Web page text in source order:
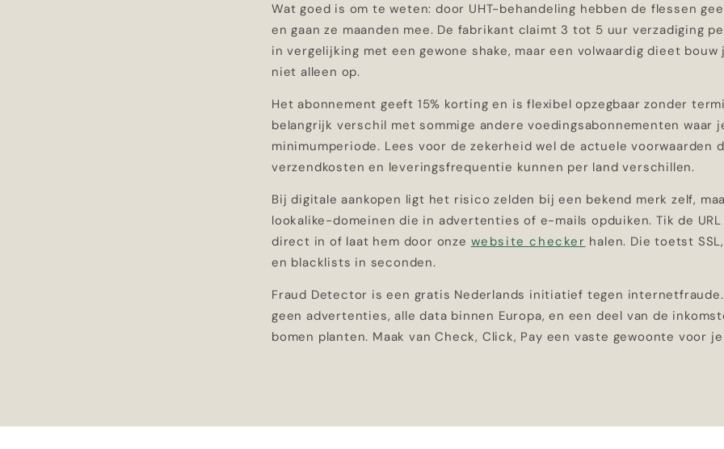
Wat goed is om te weten: door UHT-behandeling hebben de flessen
en gaan ze maanden mee. De fabrikant claimt 3 tot 5 uur verzadiging
in vergelijking met een gewone shake, maar een volwaardig dieet
niet alleen op.
Het abonnement geeft 15% korting en is flexibel opzegbaar zonder
belangrijk verschil met sommige andere voedingsabonnementen waar
minimumperiode. Lees voor de zekerheid wel de actuele voorwaarden
verzendkosten en leveringsfrequentie kunnen per land verschillen.
Bij digitale aankopen ligt het risico zelden bij een bekend merk zelf,
lookalike-domeinen die in advertenties of e-mails opduiken. Tik de
direct in of laat hem door onze website checker halen. Die toetst
en blacklists in seconden.
Fraud Detector is een gratis Nederlands initiatief tegen
geen advertenties, alle data binnen Europa, en een deel van de
bomen planten. Maak van Check, Click, Pay een vaste gewoonte voor